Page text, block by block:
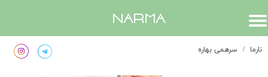
​narma
نارما سرهمی بهاره